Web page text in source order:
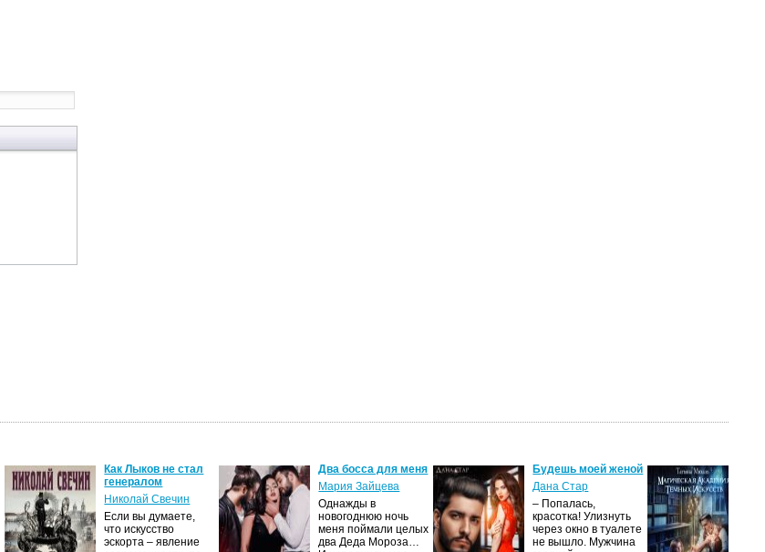
Как Лыков не стал
генералом
Николай Свечин
Если вы думаете,
что искусство
эскорта – явление
Два босса для меня
Мария Зайцева
Однажды в
новогоднюю ночь
меня поймали целых
два Деда Мороза…
Будешь моей женой
Дана Стар
– Попалась,
красотка! Улизнуть
через окно в туалете
не вышло. Мужчина